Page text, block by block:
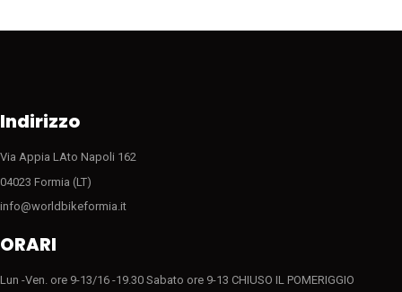
Indirizzo
Via Appia LAto Napoli 162
04023 Formia (LT)
info@worldbikeformia.it
ORARI
Lun -Ven. ore 9-13/16 -19.30 Sabato ore 9-13 CHIUSO IL POMERIGGIO